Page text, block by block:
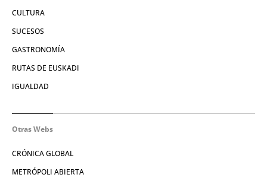
CULTURA
SUCESOS
GASTRONOMÍA
RUTAS DE EUSKADI
IGUALDAD
Otras Webs
CRÓNICA GLOBAL
METRÓPOLI ABIERTA